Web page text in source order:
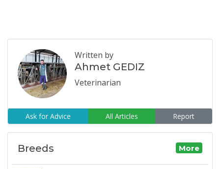
Written by
Ahmet GEDIZ
Veterinarian
Ask for Advice All Articles Report
Breeds More